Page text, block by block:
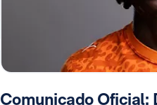
Comunicado Oficial: